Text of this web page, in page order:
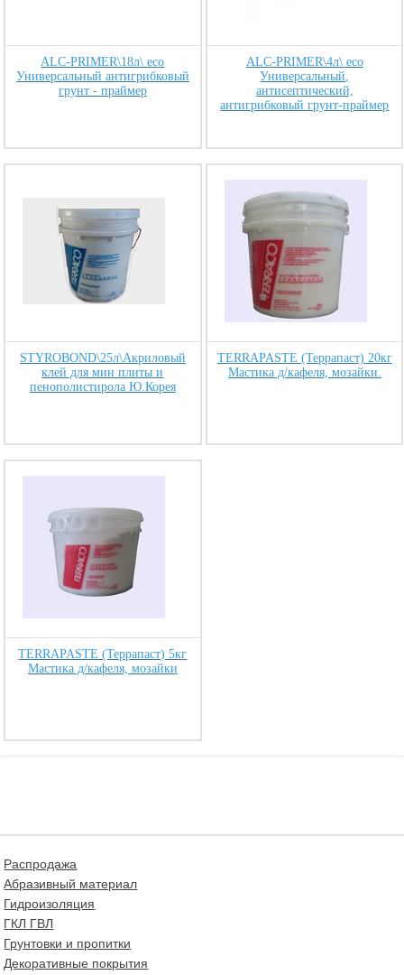
ALC-PRIMER\18л\ eco
Универсальный антигрибковый
грунт - праймер
ALC-PRIMER\4л\ eco
Универсальный,
антисептический,
антигрибковый грунт-праймер
STYROBOND\25л\Акриловый
клей для мин плиты и
пенополистирола Ю.Корея
TERRAPASTE (Террапаст) 20кг
Мастика д/кафеля, мозайки.
TERRAPASTE (Террапаст) 5кг
Мастика д/кафеля, мозайки
Распродажа
Абразивный материал
Гидроизоляция
ГКЛ ГВЛ
Грунтовки и пропитки
Декоративные покрытия